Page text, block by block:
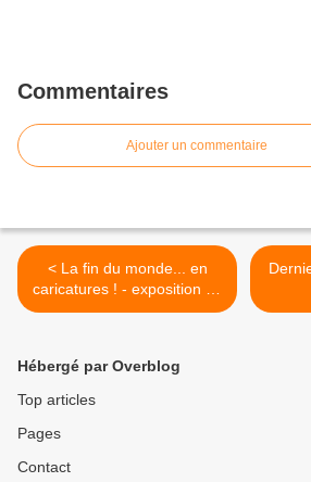
Commentaires
Ajouter un commentaire
< La fin du monde... en
caricatures ! - exposition au
Musée McCord (Montréal,
Hébergé par Overblog
Top articles
Pages
Contact